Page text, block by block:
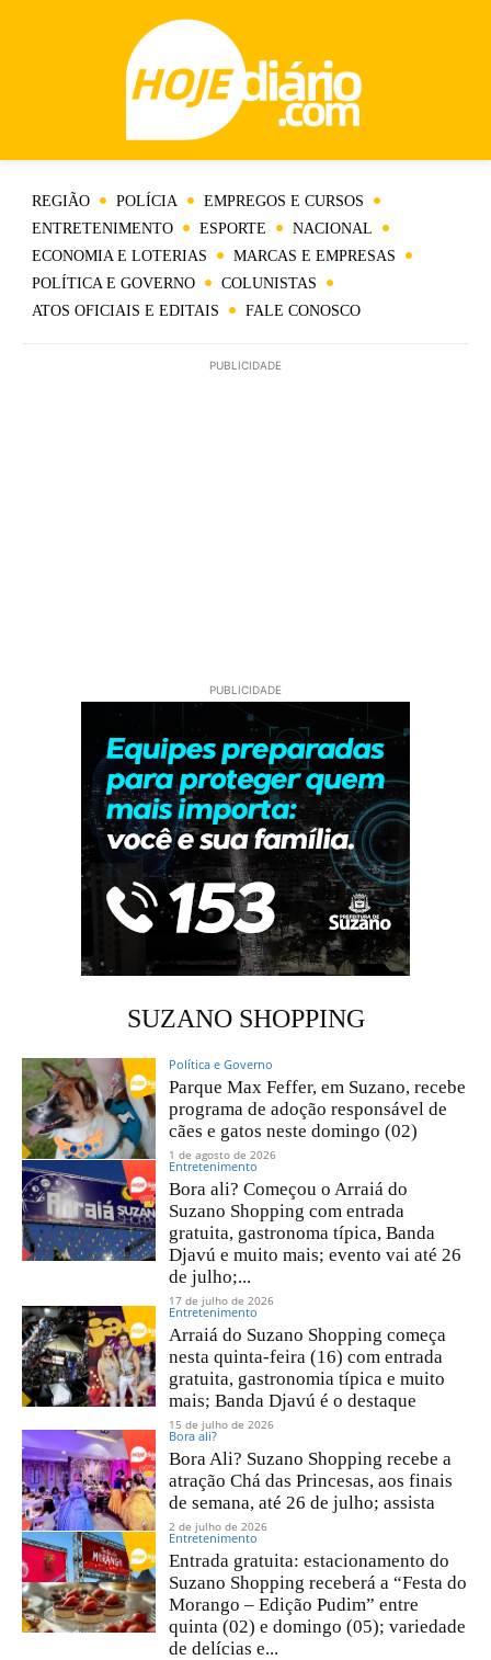
REGIÃO POLÍCIA
EMPREGOS E CURSOS
ENTRETENIMENTO
ESPORTE
NACIONAL
ECONOMIA E LOTERIAS
MARCAS E EMPRESAS
POLÍTICA E GOVERNO
COLUNISTAS
ATOS OFICIAIS E EDITAIS
FALE CONOSCO
PUBLICIDADE
PUBLICIDADE
SUZANO SHOPPING
Política e Governo
Parque Max Feffer, em Suzano, recebe
programa de adoção responsável de
cães e gatos neste domingo (02)
1 de agosto de 2026
Entretenimento
Bora ali? Começou o Arraiá do
Suzano Shopping com entrada
gratuita, gastronoma típica, Banda
Djavú e muito mais; evento vai até 26
de julho;...
17 de julho de 2026
Entretenimento
Arraiá do Suzano Shopping começa
nesta quinta-feira (16) com entrada
gratuita, gastronomia típica e muito
mais; Banda Djavú é o destaque
15 de julho de 2026
Bora ali?
Bora Ali? Suzano Shopping recebe a
atração Chá das Princesas, aos finais
de semana, até 26 de julho; assista
2 de julho de 2026
Entretenimento
Entrada gratuita: estacionamento do
Suzano Shopping receberá a “Festa do
Morango – Edição Pudim” entre
quinta (02) e domingo (05); variedade
de delícias e...